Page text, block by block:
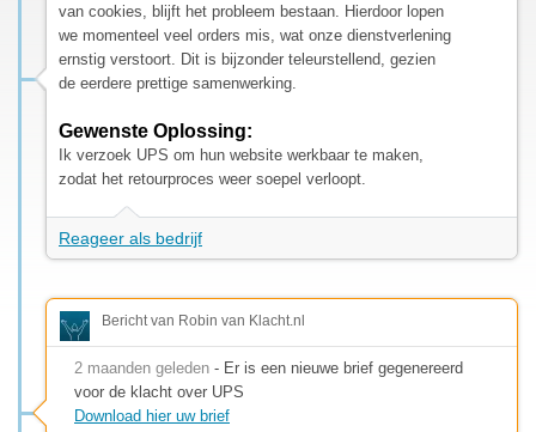
van cookies, blijft het probleem bestaan. Hierdoor lopen
we momenteel veel orders mis, wat onze dienstverlening
ernstig verstoort. Dit is bijzonder teleurstellend, gezien
de eerdere prettige samenwerking.
Gewenste Oplossing:
Ik verzoek UPS om hun website werkbaar te maken,
zodat het retourproces weer soepel verloopt.
Reageer als bedrijf
Bericht van Robin van Klacht.nl
2 maanden geleden - Er is een nieuwe brief gegenereerd
voor de klacht over UPS
Download hier uw brief